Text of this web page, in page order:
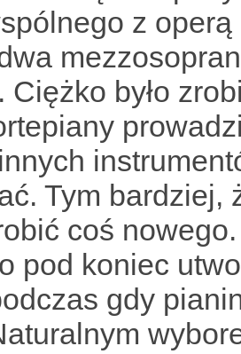
z
Ciężko było
Tym bardziej,
coś
pod koniec
gdy